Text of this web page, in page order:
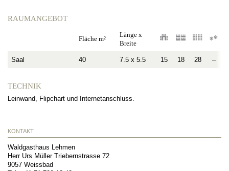
RAUMANGEBOT
Fläche m²
Länge x
Breite
Saal 40 7.5 x 5.5 15 18 28 –
TECHNIK
Leinwand, Flipchart und Internetanschluss.
KONTAKT
Waldgasthaus Lehmen
Herr Urs Müller Triebernstrasse 72
9057 Weissbad